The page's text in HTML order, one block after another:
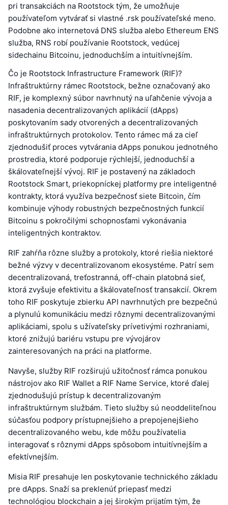
pri transakciách na Rootstock tým, že umožňuje
používateľom vytvárať si vlastné .rsk používateľské meno.
Podobne ako internetová DNS služba alebo Ethereum ENS
služba, RNS robí používanie Rootstock, vedúcej
sidechainu Bitcoinu, jednoduchším a intuitívnejším.
Čo je Rootstock Infrastructure Framework (RIF)?
Infraštruktúrny rámec Rootstock, bežne označovaný ako
RIF, je komplexný súbor navrhnutý na uľahčenie vývoja a
nasadenia decentralizovaných aplikácií (dApps)
poskytovaním sady otvorených a decentralizovaných
infraštruktúrnych protokolov. Tento rámec má za cieľ
zjednodušiť proces vytvárania dApps ponukou jednotného
prostredia, ktoré podporuje rýchlejší, jednoduchší a
škálovateľnejší vývoj. RIF je postavený na základoch
Rootstock Smart, priekopníckej platformy pre inteligentné
kontrakty, ktorá využíva bezpečnosť siete Bitcoin, čím
kombinuje výhody robustných bezpečnostných funkcií
Bitcoinu s pokročilými schopnosťami vykonávania
inteligentných kontraktov.
RIF zahŕňa rôzne služby a protokoly, ktoré riešia niektoré
bežné výzvy v decentralizovanom ekosystéme. Patrí sem
decentralizovaná, treťostranná, off-chain platobná sieť,
ktorá zvyšuje efektivitu a škálovateľnosť transakcií. Okrem
toho RIF poskytuje zbierku API navrhnutých pre bezpečnú
a plynulú komunikáciu medzi rôznymi decentralizovanými
aplikáciami, spolu s užívateľsky prívetivými rozhraniami,
ktoré znižujú bariéru vstupu pre vývojárov
zainteresovaných na práci na platforme.
Navyše, služby RIF rozširujú užitočnosť rámca ponukou
nástrojov ako RIF Wallet a RIF Name Service, ktoré ďalej
zjednodušujú prístup k decentralizovaným
infraštruktúrnym službám. Tieto služby sú neoddeliteľnou
súčasťou podpory prístupnejšieho a prepojenejšieho
decentralizovaného webu, kde môžu používatelia
interagovať s rôznymi dApps spôsobom intuitívnejším a
efektívnejším.
Misia RIF presahuje len poskytovanie technického základu
pre dApps. Snaží sa preklenúť priepasť medzi
technológiou blockchain a jej širokým prijatím tým, že